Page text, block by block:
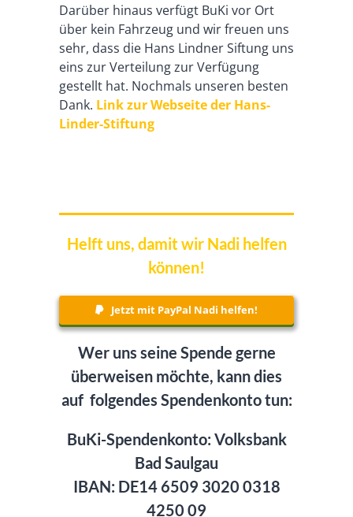
Darüber hinaus verfügt BuKi vor Ort
über kein Fahrzeug und wir freuen uns
sehr, dass die Hans Lindner Siftung uns
eins zur Verteilung zur Verfügung
gestellt hat. Nochmals unseren besten
Dank. Link zur Webseite der Hans-
Linder-Stiftung
Helft uns, damit wir Nadi helfen
können!
Jetzt mit PayPal Nadi helfen!
Wer uns seine Spende gerne
überweisen möchte, kann dies
auf folgendes Spendenkonto tun:
BuKi-Spendenkonto: Volksbank
Bad Saulgau
IBAN: DE14 6509 3020 0318
4250 09